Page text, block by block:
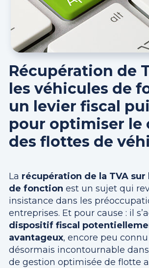
Récupération de
les véhicules de
un levier fiscal
pour optimiser le
des flottes de
La récupération de la TVA
de fonction est un sujet qui
insistance dans les
entreprises. Et pour cause : il
dispositif fiscal
avantageux, encore peu
désormais incontournable
de gestion optimisée de flotte